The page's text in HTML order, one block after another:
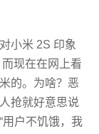
小米 2S 印象
现在在网上看
的。为啥？恶
抢就好意思说
用户不饥饿，我